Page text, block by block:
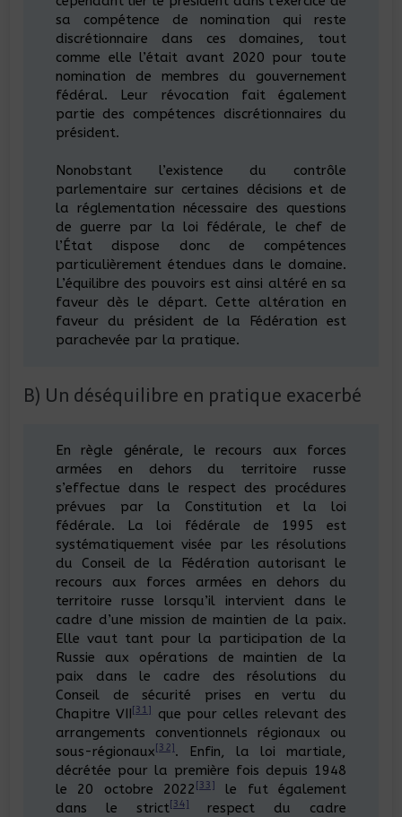
sa compétence de nomination qui reste
discrétionnaire dans ces domaines, tout
comme elle l’était avant 2020 pour toute
nomination de membres du gouvernement
fédéral. Leur révocation fait également
partie des compétences discrétionnaires du
président.
Nonobstant l’existence du contrôle
parlementaire sur certaines décisions et de
la réglementation nécessaire des questions
de guerre par la loi fédérale, le chef de
l’État dispose donc de compétences
particulièrement étendues dans le domaine.
L’équilibre des pouvoirs est ainsi altéré en sa
faveur dès le départ. Cette altération en
faveur du président de la Fédération est
parachevée par la pratique.
B) Un déséquilibre en pratique exacerbé
En règle générale, le recours aux forces
armées en dehors du territoire russe
s’effectue dans le respect des procédures
prévues par la Constitution et la loi
fédérale. La loi fédérale de 1995 est
systématiquement visée par les résolutions
du Conseil de la Fédération autorisant le
recours aux forces armées en dehors du
territoire russe lorsqu’il intervient dans le
cadre d’une mission de maintien de la paix.
Elle vaut tant pour la participation de la
Russie aux opérations de maintien de la
paix dans le cadre des résolutions du
Conseil de sécurité prises en vertu du
Chapitre VII[31]
que pour celles relevant des
arrangements conventionnels régionaux ou
sous-régionaux[32]. Enfin, la loi martiale,
décrétée pour la première fois depuis 1948
le 20 octobre 2022 [33]
le fut également
dans le strict[34]respect du cadre